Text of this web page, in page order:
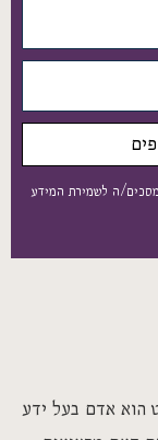
ה לשמירת המידע
אדם בעל ידע